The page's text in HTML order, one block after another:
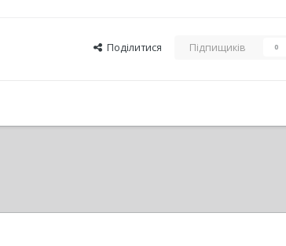
Поділитися Підпищиків 0